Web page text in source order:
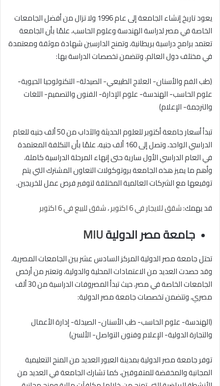
يعود تاريخ إنشاء الجامعة إلى عام 1996 ولا تزال من أفضل الجامعات
الخاصة في مصر لدراسة الهندسة وعلوم الحاسب، علمًا بأن الجامعة
تعتمد برامج دراسية بريطانية، وتمنح الدارسين شهادة موثقة ومعتمدة
في مختلف دول العالم، وتتضمن تخصصات الدراسة بها:
(طب الفم والأسنان- العلاج الطبيعي- الصيدلة- التكنولوجيا الحيوية-
علوم الحاسب- الهندسة- علوم الإدارة- الفنون والتصميم- اللغات
والترجمة- الإعلام)
تبدأ أسعار جامعة أكتوبر للعلوم الحديثة والآداب من 50 ألف جنيه للعام
الدراسي الواحد، وتصل إلى 160 ألف جنيه، علمًا بأن التكلفة المعتمدة
في العام الدراسي الأول سارية حتى إنهاء المرحلة الدراسية كاملة،
وأهم ما يميز هذه الجامعة بروتوكولات التعاون المشترك التي يتم
توقيعها مع الشركات العالمية المختلفة لتوفير فرص عمل للخريجين.
قد يهمك:شقق للايجار في 6 اكتوبر ،شقق للبيع في 6 اكتوبر
جامعة مصر الدوليةMIU
تحتل جامعة مصر الدولية المركز السادس عشر بين الجامعات المصرية،
وقد حصدت العديد من الاعتمادات المحلية والدولية، وتعتبر من أرخص
الجامعات الخاصة في مصر، حيث تبدأ المصروفات الدراسية من 30 ألف
مصري، وتتضمن تخصصات جامعة مصر الدولية:
(الهندسة- علوم الحاسب- طب الأسنان- الصيدلة- إدارة الأعمال
والتجارة الدولية- الإعلام وفنون التواصل- الألسن)
توفر جامعة مصر الدولية بمدينة العبور العديد من المنح التعليمية
المجانية والمخفضة للمتفوقين، كما تشارك الجامعة في العديد من